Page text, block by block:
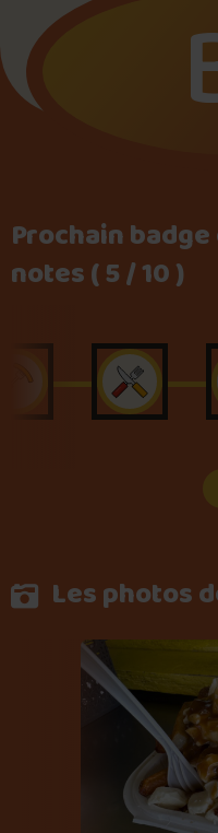
Prochain
notes ( 5 / 10 )
Les photos